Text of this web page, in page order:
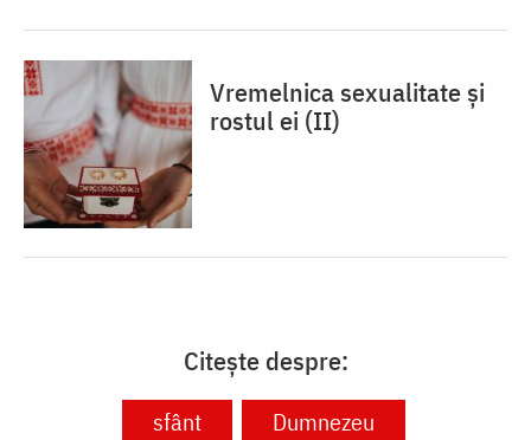
Vremelnica sexualitate și
rostul ei (II)
Citește despre:
sfânt
Dumnezeu